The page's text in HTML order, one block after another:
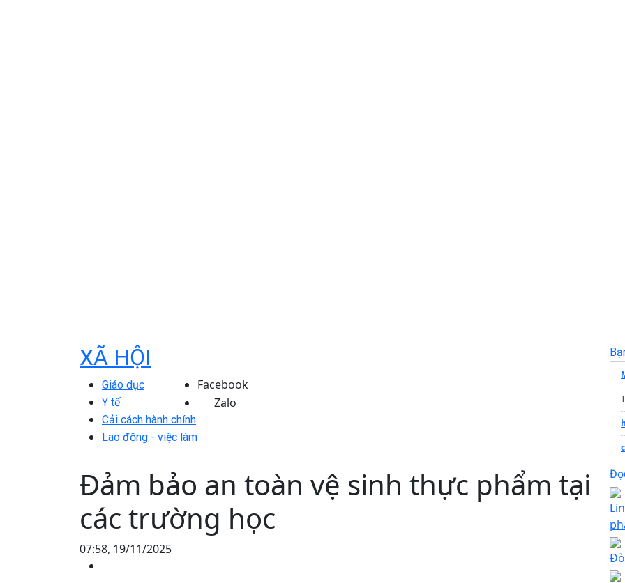
XÃ HỘI
Giáo dục
Y tế
Cải cách hành chính
Lao động - việc làm
Facebook
Zalo
Đảm bảo an toàn vệ sinh thực phẩm tại
các trường học
07:58, 19/11/2025